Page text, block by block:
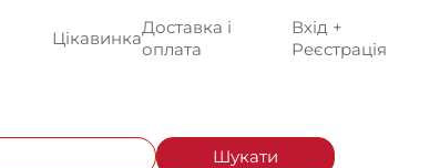
Цікавинка
Доставка і
оплата
Вхід +
Реєстрація
Шукати